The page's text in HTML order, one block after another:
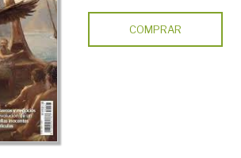
COMPRAR